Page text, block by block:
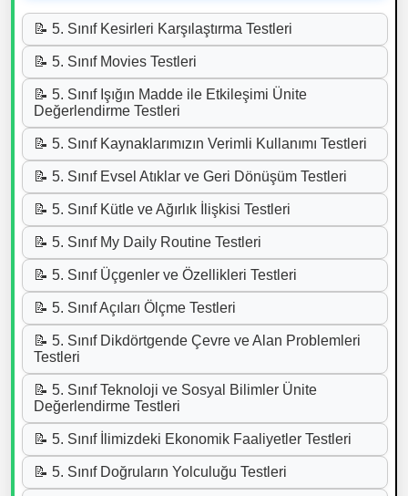
📝 5. Sınıf Kesirleri Karşılaştırma Testleri
📝 5. Sınıf Movies Testleri
📝 5. Sınıf Işığın Madde ile Etkileşimi Ünite
Değerlendirme Testleri
📝 5. Sınıf Kaynaklarımızın Verimli Kullanımı Testleri
📝 5. Sınıf Evsel Atıklar ve Geri Dönüşüm Testleri
📝 5. Sınıf Kütle ve Ağırlık İlişkisi Testleri
📝 5. Sınıf My Daily Routine Testleri
📝 5. Sınıf Üçgenler ve Özellikleri Testleri
📝 5. Sınıf Açıları Ölçme Testleri
📝 5. Sınıf Dikdörtgende Çevre ve Alan Problemleri
Testleri
📝 5. Sınıf Teknoloji ve Sosyal Bilimler Ünite
Değerlendirme Testleri
📝 5. Sınıf İlimizdeki Ekonomik Faaliyetler Testleri
📝 5. Sınıf Doğruların Yolculuğu Testleri